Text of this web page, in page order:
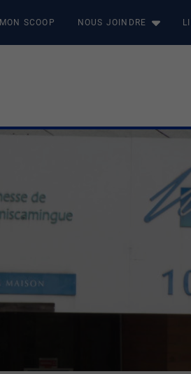
MON SCOOP NOUS JOINDRE